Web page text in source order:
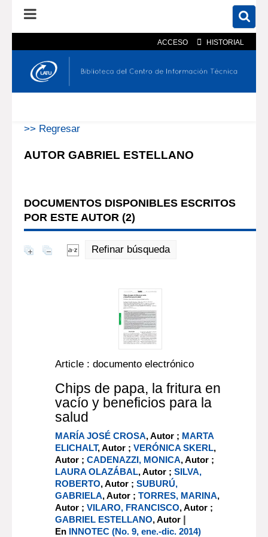
ACCESO HISTORIAL
En el catálogo En el sitio
>> Regresar
AUTOR GABRIEL ESTELLANO
DOCUMENTOS DISPONIBLES ESCRITOS
POR ESTE AUTOR (2)
Refinar búsqueda
Article : documento electrónico
Chips de papa, la fritura en
vacío y beneficios para la
salud
MARÍA JOSÉ CROSA, Autor ; MARTA
ELICHALT, Autor ;VERÓNICA SKERL,
Autor ;CADENAZZI, MONICA, Autor ;
LAURA OLAZÁBAL, Autor ;SILVA,
ROBERTO, Autor ;SUBURÚ,
GABRIELA, Autor ;TORRES, MARINA,
Autor ;VILARO, FRANCISCO, Autor ;
GABRIEL ESTELLANO, Autor |
En INNOTEC (No. 9, ene.-dic. 2014)